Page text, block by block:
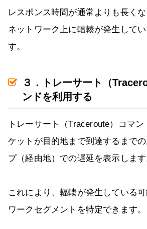
レスポンス時間が通常よりも長くな
ネットワーク上に輻輳が発生して
す。
３．トレーサート（
ンドを利用する
トレーサート（Traceroute）コマ
ケットが目的地まで到達するまで
プ（経由地）での遅延を表示します
これにより、輻輳が発生している
ワークセグメントを特定できます。